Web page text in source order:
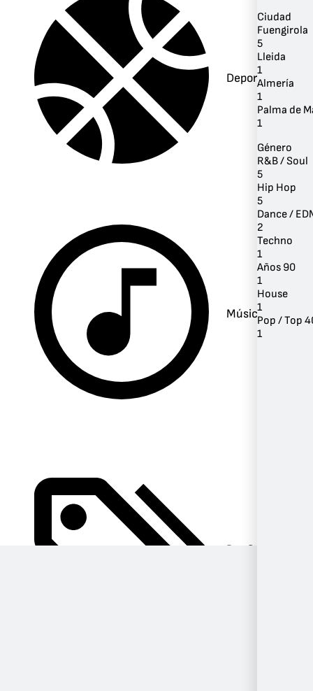
Deportes
Música
Por Género
Ciudad
Fuengirola
5
Lleida
1
Almería
1
Palma de
1
Género
R&B / Soul
5
Hip Hop
5
Dance /
2
Techno
1
Años 90
1
House
1
Pop / Top
1